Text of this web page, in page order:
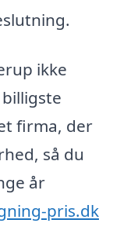
ikke
firma, der
så du
år
pris.dk